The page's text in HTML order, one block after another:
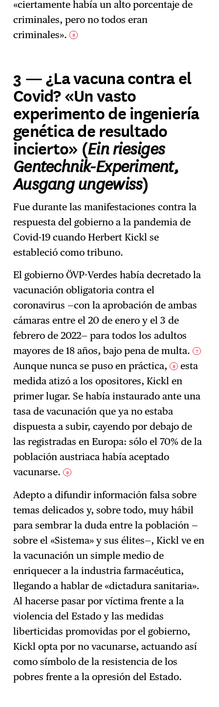
«ciertamente había un alto porcentaje de
criminales, pero no todos eran
criminales». 6
3 — ¿La vacuna contra el
Covid? «Un vasto
experimento de ingeniería
genética de resultado
incierto» (Ein riesiges
Gentechnik-Experiment,
Ausgang ungewiss)
Fue durante las manifestaciones contra la
respuesta del gobierno a la pandemia de
Covid-19 cuando Herbert Kickl se
estableció como tribuno.
El gobierno ÖVP-Verdes había decretado la
vacunación obligatoria contra el
coronavirus —con la aprobación de ambas
cámaras entre el 20 de enero y el 3 de
febrero de 2022— para todos los adultos
mayores de 18 años, bajo pena de multa. 7
Aunque nunca se puso en práctica, 8
esta
medida atizó a los opositores, Kickl en
primer lugar. Se había instaurado ante una
tasa de vacunación que ya no estaba
dispuesta a subir, cayendo por debajo de
las registradas en Europa: sólo el 70% de la
población austriaca había aceptado
vacunarse. 9
Adepto a difundir información falsa sobre
temas delicados y, sobre todo, muy hábil
para sembrar la duda entre la población —
sobre el «Sistema» y sus élites—, Kickl ve en
la vacunación un simple medio de
enriquecer a la industria farmacéutica,
llegando a hablar de «dictadura sanitaria».
Al hacerse pasar por víctima frente a la
violencia del Estado y las medidas
liberticidas promovidas por el gobierno,
Kickl opta por no vacunarse, actuando así
como símbolo de la resistencia de los
pobres frente a la opresión del Estado.